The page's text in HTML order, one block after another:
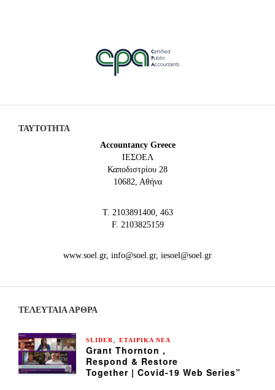
ΤΑΥΤΟΤΗΤΑ
Accountancy Greece
IEΣΟΕΛ
Καποδιστρίου 28
10682, Αθήνα
Τ. 2103891400, 463
F. 2103825159
www.soel.gr, info@soel.gr, iesoel@soel.gr
ΤΕΛΕΥΤΑΙΑ ΆΡΘΡΑ
SLIDER, ΕΤΑΙΡΙΚΑ ΝΕΑ
Grant Thornton ,
Respond & Restore
Together | Covid-19 Web Series”